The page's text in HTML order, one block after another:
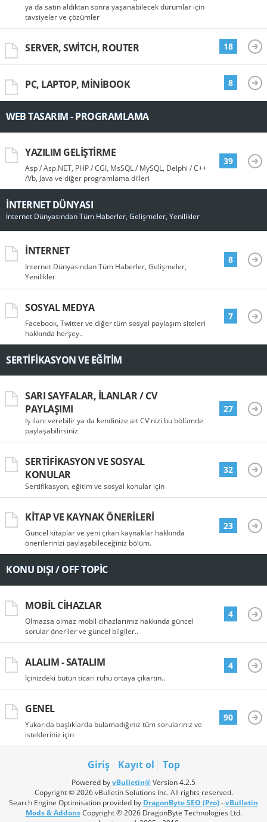
ya da satın aldıktan sonra yaşanabilecek durumlar için
tavsiyeler ve çözümler
SERVER, SWITCH, ROUTER 18
PC, LAPTOP, MINIBOOK 8
WEB TASARIM - PROGRAMLAMA
YAZILIM GELIŞTIRME
Asp / Asp.NET, PHP / CGI, MsSQL / MySQL, Delphi / C++
/Vb, Java ve diğer programlama dilleri
39
İNTERNET DÜNYASI
İnternet Dünyasından Tüm Haberler, Gelişmeler, Yenilikler
İNTERNET
İnternet Dünyasından Tüm Haberler, Gelişmeler,
Yenilikler
8
SOSYAL MEDYA
Facebook, Twitter ve diğer tüm sosyal paylaşım siteleri
hakkında herşey..
7
SERTIFIKASYON VE EĞITIM
SARI SAYFALAR, İLANLAR / CV
PAYLAŞIMI
İş ilanı verebilir ya da kendinize ait CV'nizi bu bölümde
paylaşabilirsiniz
27
SERTIFIKASYON VE SOSYAL
KONULAR
Sertifikasyon, eğitim ve sosyal konular için
32
KITAP VE KAYNAK ÖNERILERI
Güncel kitaplar ve yeni çıkan kaynaklar hakkında
önerilerinizi paylaşabileceğiniz bölüm.
23
KONU DIŞI / OFF TOPIC
MOBIL CIHAZLAR
Olmazsa olmaz mobil cihazlarımız hakkında güncel
sorular öneriler ve güncel bilgiler..
4
ALALIM - SATALIM
İçinizdeki bütün ticari ruhu ortaya çıkartın..
4
GENEL
Yukarıda başlıklarda bulamadığınız tüm sorularınız ve
istekleriniz için
90
Giriş Kayıt ol Top
Powered byvBulletin®Version 4.2.5
Copyright © 2026 vBulletin Solutions Inc. All rights reserved.
Search Engine Optimisation provided by DragonByte SEO (Pro)-vBulletin
Mods & AddonsCopyright © 2026 DragonByte Technologies Ltd.